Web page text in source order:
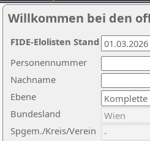
Willkommen bei den
Nachname
Ebene
Personennummer
Bundesland
Spgem./Kreis/Verein
FIDE-Elolisten Stand